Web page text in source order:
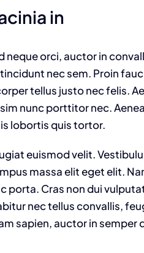
in
orci, auctor in
nec sem. Proin
tellus justo nec felis.
nunc porttitor nec.
lobortis quis tortor.
euismod velit.
massa elit eget elit.
porta. Cras non dui
nec tellus convallis,
sapien, auctor in semper